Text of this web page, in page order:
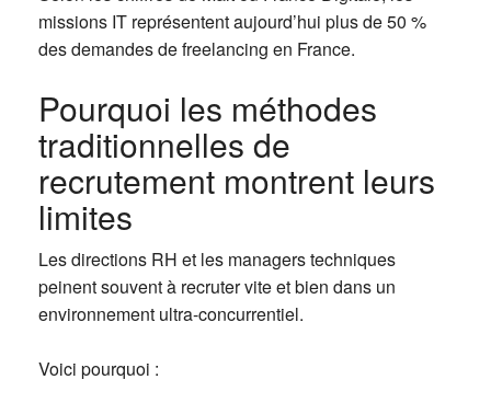
missions IT représentent aujourd’hui plus de 50 %
des demandes de freelancing en France.
Pourquoi les méthodes
traditionnelles de
recrutement montrent leurs
limites
Les directions RH et les managers techniques
peinent souvent à recruter vite et bien dans un
environnement ultra-concurrentiel.
Voici pourquoi :